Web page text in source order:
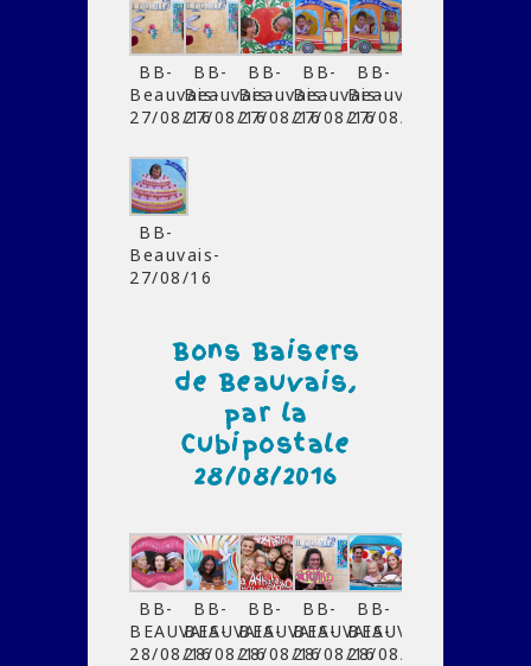
BB-
Beauvais-
27/08/16
BB-
Beauvais-
27/08/16
BB-
Beauvais-
27/08/16
BB-
Beauvais-
27/08/16
BB-
Beauvais-
27/08/16
BB-
Beauvais-
27/08/16
Bons Baisers
de Beauvais,
par la
Cubipostale
28/08/2016
BB-
BEAUVAIS-
28/08/16
BB-
BEAUVAIS-
28/08/16
BB-
BEAUVAIS-
28/08/16
BB-
BEAUVAIS-
28/08/16
BB-
BEAUVAIS-
28/08/16